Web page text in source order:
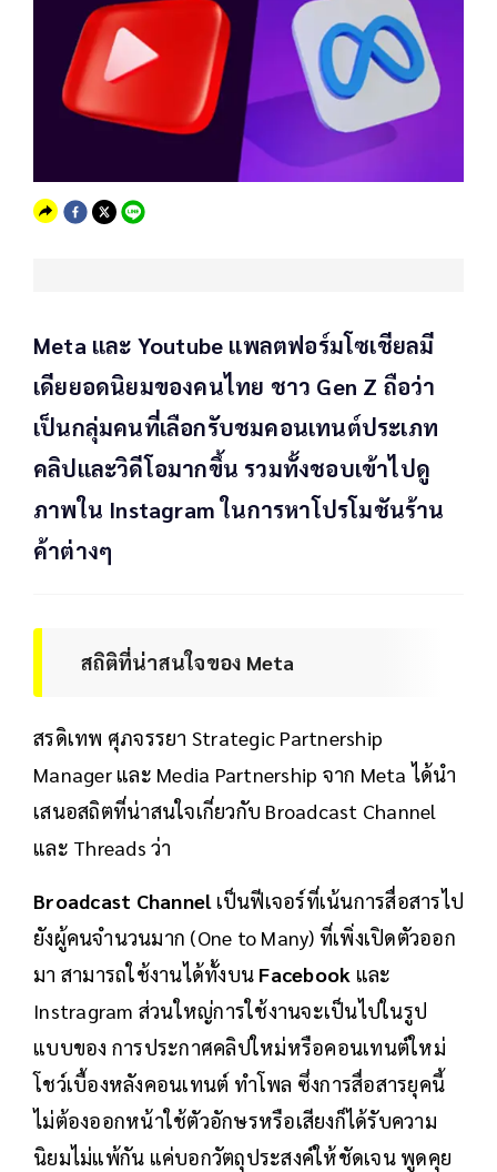
Meta และ Youtube แพลตฟอร์มโซเชียลมี
เดียยอดนิยมของคนไทย ชาว Gen Z ถือว่า
เป็นกลุ่มคนที่เลือกรับชมคอนเทนต์ประเภท
คลิปและวิดีโอมากขึ้น รวมทั้งชอบเข้าไปดู
ภาพใน Instagram ในการหาโปรโมชันร้าน
ค้าต่างๆ
สถิติที่น่าสนใจของ Meta
สรดิเทพ ศุภจรรยา Strategic Partnership
Manager และ Media Partnership จาก Meta ได้นำ
เสนอสถิตที่น่าสนใจเกี่ยวกับ Broadcast Channel
และ Threads ว่า
Broadcast Channelเป็นฟีเจอร์ที่เน้นการสื่อสารไป
ยังผู้คนจำนวนมาก (One to Many) ที่เพิ่งเปิดตัวออก
มา สามารถใช้งานได้ทั้งบน Facebook และ
Instragram ส่วนใหญ่การใช้งานจะเป็นไปในรูป
แบบของ การประกาศคลิปใหม่หรือคอนเทนต์ใหม่
โชว์เบื้องหลังคอนเทนต์ ทำโพล ซึ่งการสื่อสารยุคนี้
ไม่ต้องออกหน้าใช้ตัวอักษรหรือเสียงก็ได้รับความ
นิยมไม่แพ้กัน แค่บอกวัตถุประสงค์ให้ชัดเจน พูดคุย